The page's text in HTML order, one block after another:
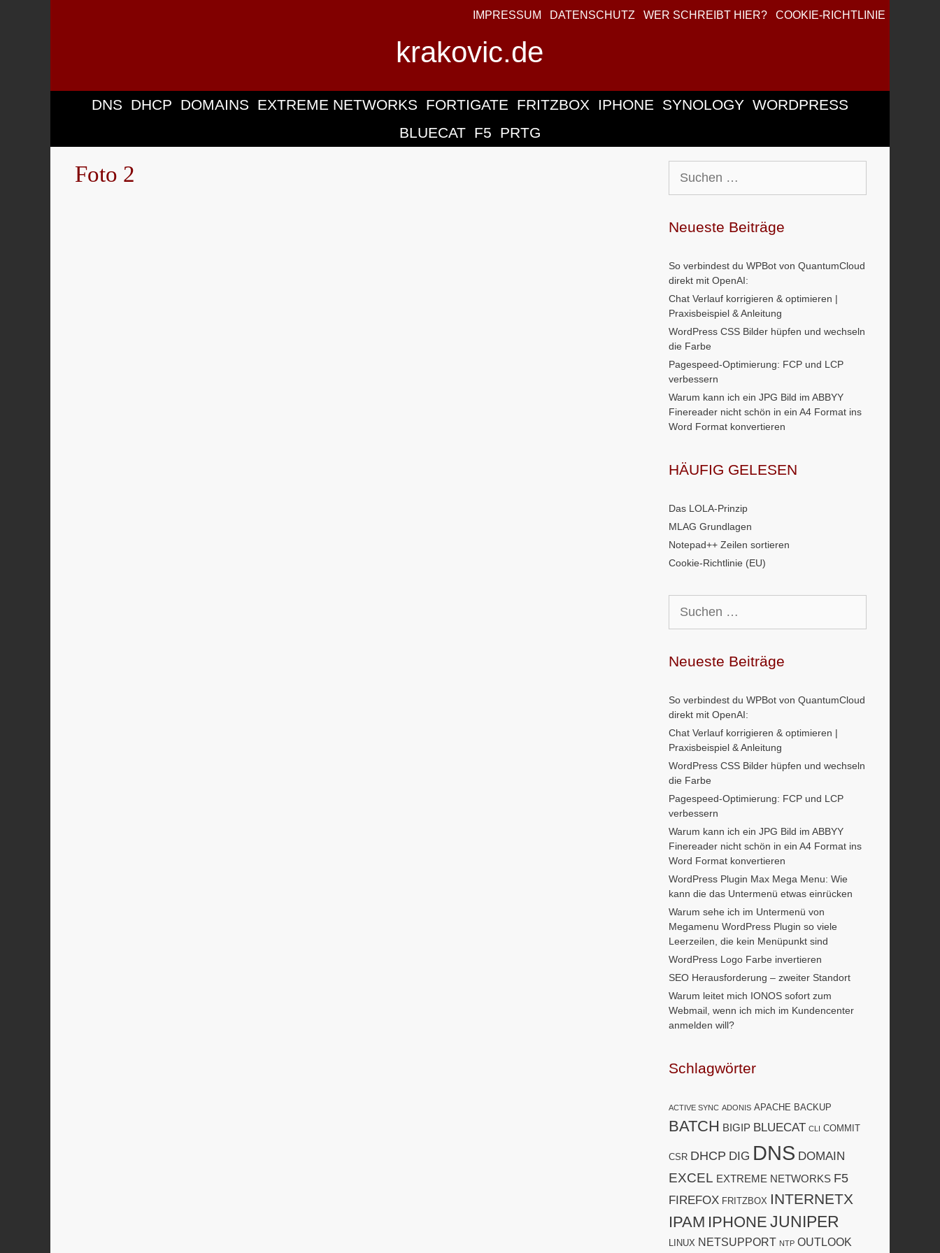
IMPRESSUM DATENSCHUTZ WER SCHREIBT HIER? COOKIE-RICHTLINIE
krakovic.de
DNS DHCP DOMAINS EXTREME NETWORKS FORTIGATE FRITZBOX IPHONE SYNOLOGY WORDPRESS
BLUECAT F5 PRTG
Foto 2
nach:
Neueste Beiträge
So verbindest du WPBot von QuantumCloud
direkt mit OpenAI:
Chat Verlauf korrigieren & optimieren |
Praxisbeispiel & Anleitung
WordPress CSS Bilder hüpfen und wechseln
die Farbe
Pagespeed-Optimierung: FCP und LCP
verbessern
Warum kann ich ein JPG Bild im ABBYY
Finereader nicht schön in ein A4 Format ins
Word Format konvertieren
HÄUFIG GELESEN
Das LOLA-Prinzip
MLAG Grundlagen
Notepad++ Zeilen sortieren
Cookie-Richtlinie (EU)
nach:
Neueste Beiträge
So verbindest du WPBot von QuantumCloud
direkt mit OpenAI:
Chat Verlauf korrigieren & optimieren |
Praxisbeispiel & Anleitung
WordPress CSS Bilder hüpfen und wechseln
die Farbe
Pagespeed-Optimierung: FCP und LCP
verbessern
Warum kann ich ein JPG Bild im ABBYY
Finereader nicht schön in ein A4 Format ins
Word Format konvertieren
WordPress Plugin Max Mega Menu: Wie
kann die das Untermenü etwas einrücken
Warum sehe ich im Untermenü von
Megamenu WordPress Plugin so viele
Leerzeilen, die kein Menüpunkt sind
WordPress Logo Farbe invertieren
SEO Herausforderung – zweiter Standort
Warum leitet mich IONOS sofort zum
Webmail, wenn ich mich im Kundencenter
anmelden will?
Schlagwörter
ACTIVE SYNC ADONIS APACHE BACKUP
BATCH BIGIP BLUECAT CLI COMMIT
CSR DHCP DIG DNS DOMAIN
EXCEL EXTREME NETWORKS F5
FIREFOX FRITZBOX INTERNETX
IPAM IPHONE JUNIPER
LINUX NETSUPPORT NTP OUTLOOK